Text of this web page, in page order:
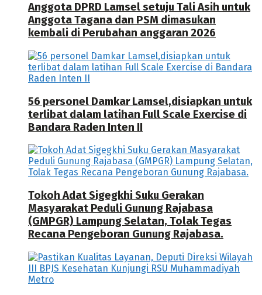
Anggota DPRD Lamsel setuju Tali Asih untuk
Anggota Tagana dan PSM dimasukan
kembali di Perubahan anggaran 2026
56 personel Damkar Lamsel,disiapkan untuk
terlibat dalam latihan Full Scale Exercise di
Bandara Raden Inten II
Tokoh Adat Sigegkhi Suku Gerakan
Masyarakat Peduli Gunung Rajabasa
(GMPGR) Lampung Selatan, Tolak Tegas
Recana Pengeboran Gunung Rajabasa.